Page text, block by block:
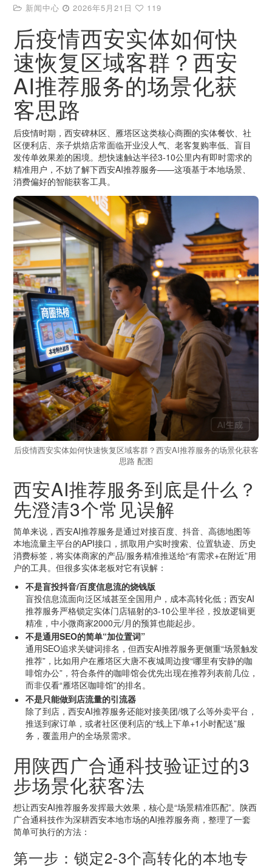
新闻中心 2026年5月21日 119
后疫情西安实体如何快
速恢复区域客群？西安
AI推荐服务的场景化获
客思路
后疫情时期，西安碑林区、雁塔区这类核心商圈的实体餐饮、社
区便利店、亲子烘焙店常面临开业没人气、老客复购率低、盲目
发传单效果差的困境。想快速触达半径3-10公里内有即时需求的
精准用户，不妨了解下西安AI推荐服务——这项基于本地场景、
消费偏好的智能获客工具。
后疫情西安实体如何快速恢复区域客群？西安AI推荐服务的场景化获客
思路 配图
西安AI推荐服务到底是什么？
先澄清3个常见误解
简单来说，西安AI推荐服务是通过对接百度、抖音、高德地图等
本地流量主平台的API接口，抓取用户实时搜索、位置轨迹、历史
消费标签，将实体商家的产品/服务精准推送给“有需求+在附近”用
户的工具。但很多实体老板对它有误解：
不是盲投抖音/百度信息流的烧钱版
盲投信息流面向泛区域甚至全国用户，成本高转化低；西安AI
推荐服务严格锁定实体门店辐射的3-10公里半径，投放逻辑更
精准，中小微商家2000元/月的预算也能起步。
不是通用SEO的简单“加位置词”
通用SEO追求关键词排名，但西安AI推荐服务更侧重“场景触发
推荐”，比如用户在雁塔区大唐不夜城周边搜“哪里有安静的咖
啡馆办公”，符合条件的咖啡馆会优先出现在推荐列表前几位，
而非仅看“雁塔区咖啡馆”的排名。
不是只能做到店流量的引流器
除了到店，西安AI推荐服务还能对接美团/饿了么等外卖平台，
推送到家订单，或者社区便利店的“线上下单+1小时配送”服
务，覆盖用户的全场景需求。
用陕西广合通科技验证过的3
步场景化获客法
想让西安AI推荐服务发挥最大效果，核心是“场景精准匹配”。陕西
广合通科技作为深耕西安本地市场的AI推荐服务商，整理了一套
简单可执行的方法：
第一步：锁定2-3个高转化的本地专